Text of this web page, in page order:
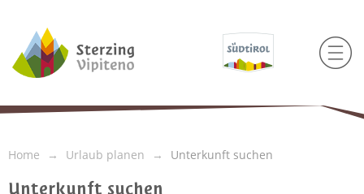
Home Urlaub planen Unterkunft suchen
Unterkunft suchen